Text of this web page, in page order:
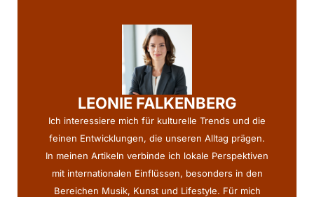
LEONIE FALKENBERG
Ich interessiere mich für kulturelle Trends und die
feinen Entwicklungen, die unseren Alltag prägen.
In meinen Artikeln verbinde ich lokale Perspektiven
mit internationalen Einflüssen, besonders in den
Bereichen Musik, Kunst und Lifestyle. Für mich